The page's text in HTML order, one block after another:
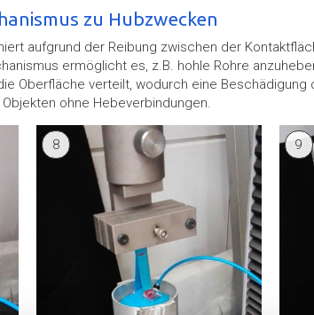
zu Hubzwecken
aufgrund der Reibung zwischen der
ermöglicht es, z.B. hohle Rohre
Oberfläche verteilt, wodurch eine Beschädigung
ohne Hebeverbindungen.
8 9